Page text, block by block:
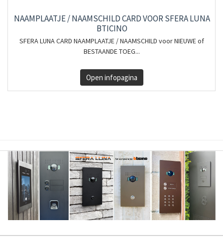
NAAMPLAATJE / NAAMSCHILD CARD VOOR SFERA LUNA
BTICINO
SFERA LUNA CARD NAAMPLAATJE / NAAMSCHILD voor NIEUWE of
BESTAANDE TOEG...
Open infopagina